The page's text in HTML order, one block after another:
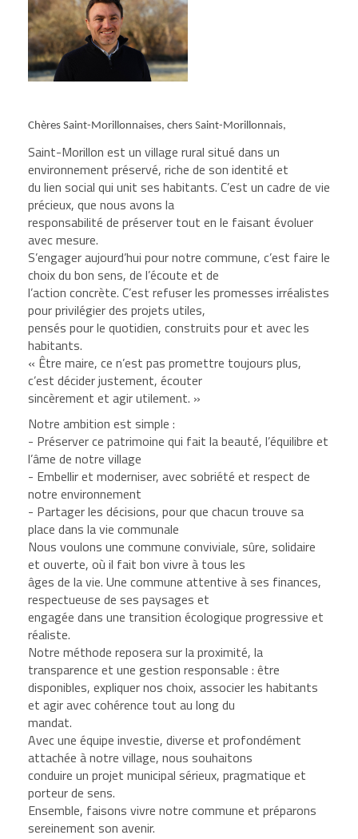
Chères Saint-Morillonnaises, chers Saint-Morillonnais,
Saint-Morillon est un village rural situé dans un
environnement préservé, riche de son identité et
du lien social qui unit ses habitants. C’est un cadre de vie
précieux, que nous avons la
responsabilité de préserver tout en le faisant évoluer
avec mesure.
S’engager aujourd’hui pour notre commune, c’est faire le
choix du bon sens, de l’écoute et de
l’action concrète. C’est refuser les promesses irréalistes
pour privilégier des projets utiles,
pensés pour le quotidien, construits pour et avec les
habitants.
« Être maire, ce n’est pas promettre toujours plus,
c’est décider justement, écouter
sincèrement et agir utilement. »
Notre ambition est simple :
- Préserver ce patrimoine qui fait la beauté, l’équilibre et
l’âme de notre village
- Embellir et moderniser, avec sobriété et respect de
notre environnement
- Partager les décisions, pour que chacun trouve sa
place dans la vie communale
Nous voulons une commune conviviale, sûre, solidaire
et ouverte, où il fait bon vivre à tous les
âges de la vie. Une commune attentive à ses finances,
respectueuse de ses paysages et
engagée dans une transition écologique progressive et
réaliste.
Notre méthode reposera sur la proximité, la
transparence et une gestion responsable : être
disponibles, expliquer nos choix, associer les habitants
et agir avec cohérence tout au long du
mandat.
Avec une équipe investie, diverse et profondément
attachée à notre village, nous souhaitons
conduire un projet municipal sérieux, pragmatique et
porteur de sens.
Ensemble, faisons vivre notre commune et préparons
sereinement son avenir.